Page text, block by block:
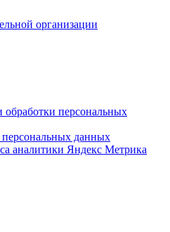
организации
персональных
персональных данных
аналитики Яндекс Метрика